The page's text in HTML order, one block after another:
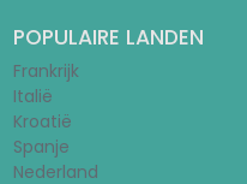
POPULAIRE LANDEN
Frankrijk
Italië
Kroatië
Spanje
Nederland